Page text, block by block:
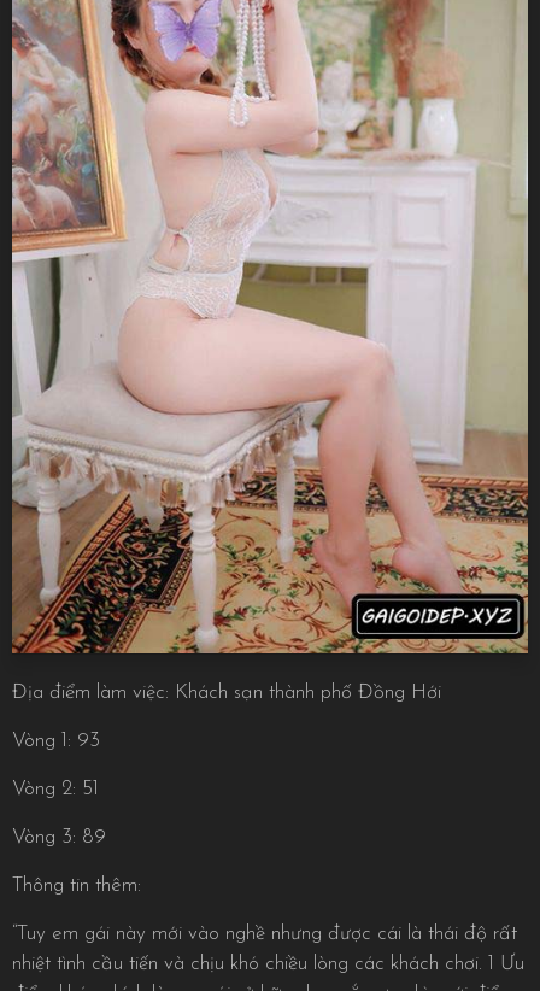
Địa điểm làm việc: Khách sạn thành phố Đồng Hới
Vòng 1: 93
Vòng 2: 51
Vòng 3: 89
Thông tin thêm:
“Tuy em gái này mới vào nghề nhưng được cái là thái độ rất
nhiệt tình cầu tiến và chịu khó chiều lòng các khách chơi. 1 Ưu